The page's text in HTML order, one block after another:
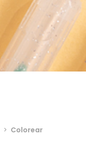
> Colorear